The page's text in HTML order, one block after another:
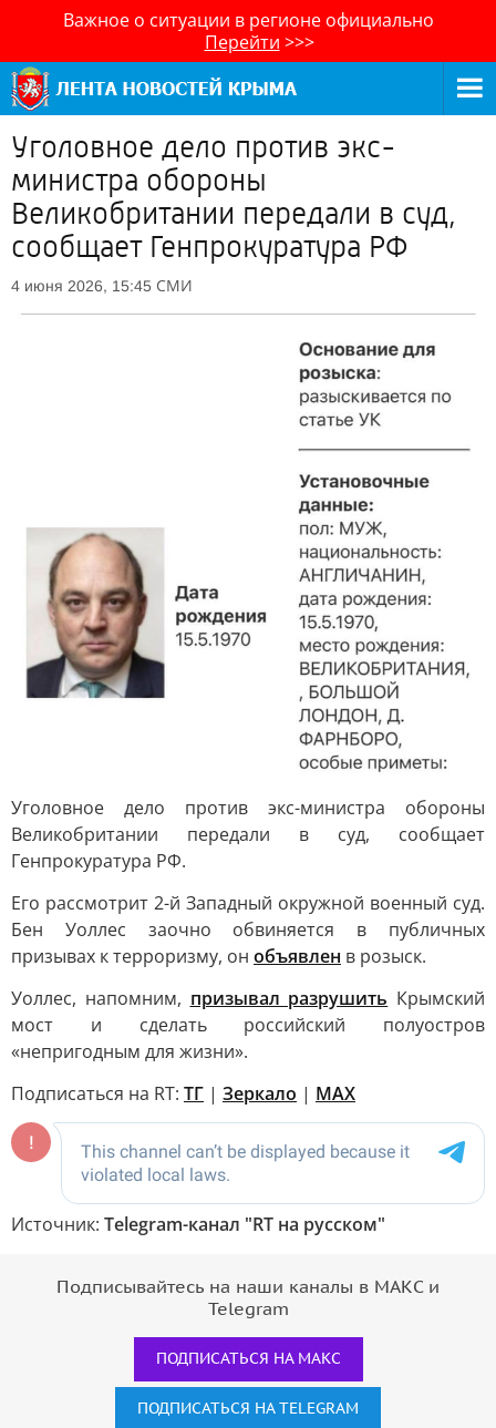
Важное о ситуации в регионе официально
Перейти >>>
Уголовное дело против экс-
министра обороны
Великобритании передали в суд,
сообщает Генпрокуратура РФ
4 июня 2026, 15:45 СМИ
Уголовное дело против экс-министра обороны
Великобритании передали в суд, сообщает
Генпрокуратура РФ.
Его рассмотрит 2-й Западный окружной военный суд.
Бен Уоллес заочно обвиняется в публичных
призывах к терроризму, он объявлен в розыск.
Уоллес, напомним, призывал разрушить Крымский
мост и сделать российский полуостров
«непригодным для жизни».
Подписаться на RT: ТГ | Зеркало | MAX
Источник: Telegram-канал "RT на русском"
Подписывайтесь на наши каналы в МАКС и
Telegram
ПОДПИСАТЬСЯ НА МАКС
ПОДПИСАТЬСЯ НА TELEGRAM